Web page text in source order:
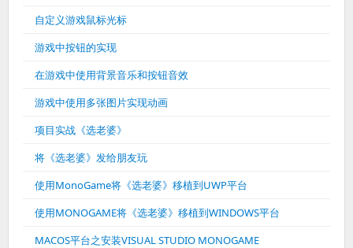
自定义游戏鼠标光标
游戏中按钮的实现
在游戏中使用背景音乐和按钮音效
游戏中使用多张图片实现动画
项目实战《选老婆》
将《选老婆》发给朋友玩
使用MonoGame将《选老婆》移植到UWP平台
使用MONOGAME将《选老婆》移植到WINDOWS平台
MACOS平台之安装VISUAL STUDIO MONOGAME